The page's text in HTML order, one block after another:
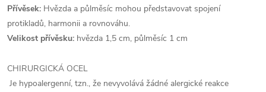
Přívěsek: Hvězda a půlměsíc mohou představovat spojení
protikladů, harmonii a rovnováhu.
Velikost přívěsku: hvězda 1,5 cm, půlměsíc 1 cm
CHIRURGICKÁ OCEL
Je hypoalergenní, tzn., že nevyvolává žádné alergické reakce